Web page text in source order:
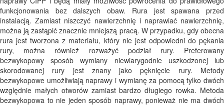
funkcjonowania bez dalszych obaw. Rura jest spawana przed
instalacją. Zamiast niszczyć nawierzchnię i naprawiać nawierzchnię,
można ją zastąpić znacznie mniejszą pracą. W przypadku, gdy obecna
rura jest tworzona z materiału, który nie jest odpowiedni do pękania
rury, można również rozważyć podział rury. Preferowany
bezwykopowy sposób wymiany niewiarygodnie uszkodzonej lub
skorodowanej rury jest znany jako pęknięcie rury. Metody
bezwykopowe umożliwiają naprawy i wymianę za pomocą tylko dwóch
względnie małych otworów zamiast bardzo długiego rowka. Metoda
bezwykopowa to nie jeden sposób naprawy, ponieważ nie ma dwóch